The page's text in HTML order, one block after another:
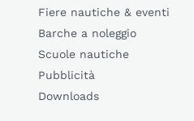
Fiere nautiche & eventi
Barche a noleggio
Scuole nautiche
Pubblicità
Downloads